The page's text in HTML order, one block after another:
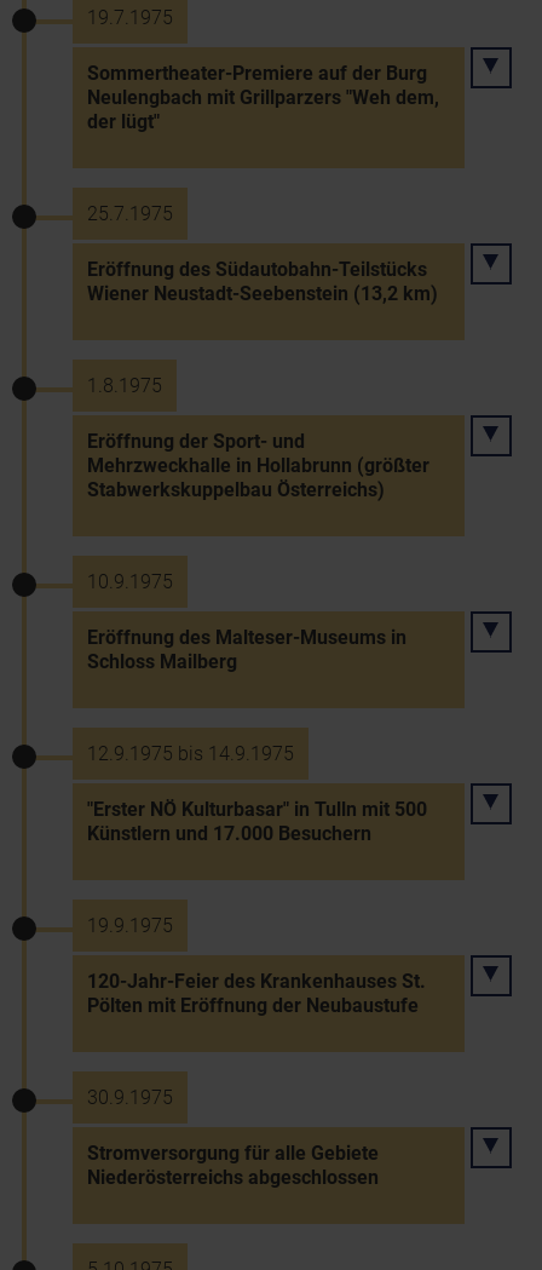
19.7.1975
Sommertheater-Premiere auf der Burg
Neulengbach mit Grillparzers "Weh dem,
der lügt"
25.7.1975
Eröffnung des Südautobahn-Teilstücks
Wiener Neustadt-Seebenstein (13,2 km)
1.8.1975
Eröffnung der Sport- und
Mehrzweckhalle in Hollabrunn (größter
Stabwerkskuppelbau Österreichs)
10.9.1975
Eröffnung des Malteser-Museums in
Schloss Mailberg
12.9.1975 bis 14.9.1975
"Erster NÖ Kulturbasar" in Tulln mit 500
Künstlern und 17.000 Besuchern
19.9.1975
120-Jahr-Feier des Krankenhauses St.
Pölten mit Eröffnung der Neubaustufe
30.9.1975
Stromversorgung für alle Gebiete
Niederösterreichs abgeschlossen